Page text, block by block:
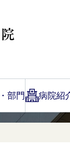
部門 病院紹